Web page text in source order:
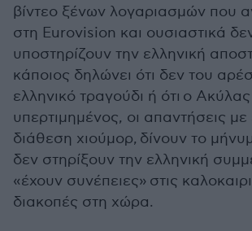
βίντεο ξένων λογαριασμών που
στη Eurovision και ουσιαστικά
υποστηρίζουν την ελληνική
κάποιος δηλώνει ότι δεν του
ελληνικό τραγούδι ή ότι ο Ακύλας
υπερτιμημένος, οι απαντήσεις με
διάθεση χιούμορ, δίνουν το
δεν στηρίξουν την ελληνική
«έχουν συνέπειες» στις
διακοπές στη χώρα.